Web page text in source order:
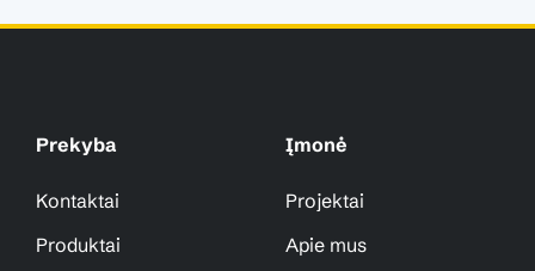
Prekyba
Kontaktai
Produktai
Įmonė
Projektai
Apie mus